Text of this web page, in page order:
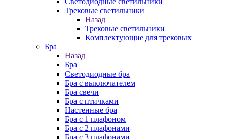
Трековые светильники
Назад
Трековые светильники
Комплектующие для трековых
Бра
Назад
Бра
Светодиодные бра
Бра с выключателем
Бра свечи
Бра с птичками
Настенные бра
Бра с 1 плафоном
Бра с 2 плафонами
Бра с 3 плафонами